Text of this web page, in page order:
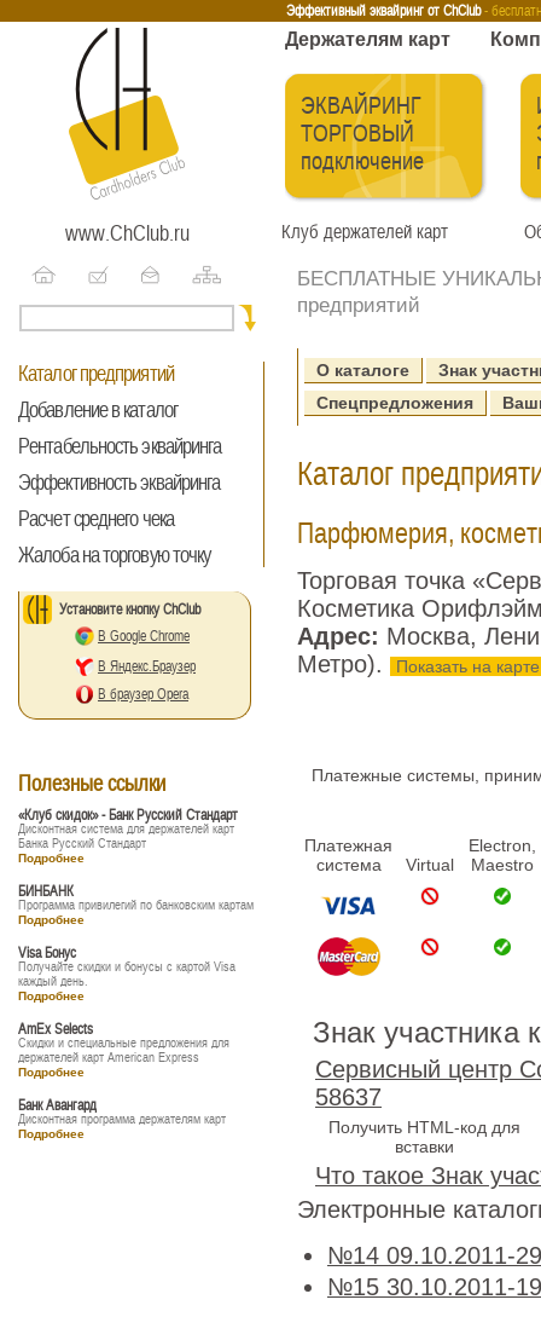
Эффективный эквайринг от ChClub -
Интернет-эквайринг Тренинги Бесплатные сервисы
Держателям карт
ЭКВАЙРИНГ
ТОРГОВЫЙ
подключение
www.ChClub.ru Клуб держателей карт
Каталог предприятий
Добавление в каталог
Рентабельность эквайринга
Эффективность эквайринга
Расчет среднего чека
Жалоба на торговую точку
Установите кнопку ChClub
В Google Chrome
В Яндекс.Браузер
В браузер Opera
Полезные ссылки
«Клуб скидок» - Банк Русский Стандарт
Дисконтная система для держателей карт
Банка Русский Стандарт
Подробнее
БИНБАНК
Программа привилегий по банковским картам
Подробнее
Visa Бонус
Получайте скидки и бонусы с картой Visa
каждый день.
Подробнее
AmEx Selects
Скидки и специальные предложения для
держателей карт American Express
Подробнее
Банк Авангард
Дисконтная программа держателям карт
Подробнее
БЕСПЛАТНЫЕ
предприятий
О каталоге
Знак
Спецпредложения
Каталог
Парфюмерия,
Торговая точка
Косметика
Адрес: Москва,
Метро).
Показать на карте
Платежные системы,
Платежная
система
Virtual
Electron,
Maestro
Знак участника
Сервисный центр
58637
Получить HTML-код для
вставки
Что такое Знак
Электронные
№14 09.10.2011-
№15 30.10.2011-